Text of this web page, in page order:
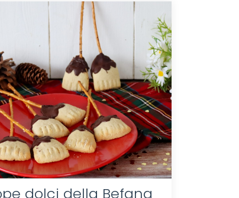
dolci della Befana